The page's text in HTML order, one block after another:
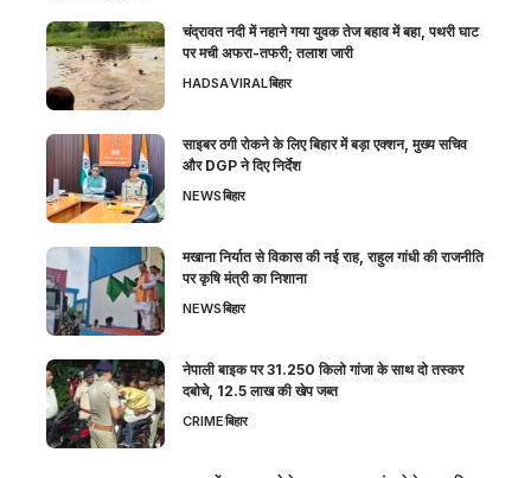
चंद्रावत नदी में नहाने गया युवक तेज बहाव में बहा, पथरी घाट
पर मची अफरा-तफरी; तलाश जारी
HADSAVIRALबिहार
साइबर ठगी रोकने के लिए बिहार में बड़ा एक्शन, मुख्य सचिव
और DGP ने दिए निर्देश
NEWSबिहार
मखाना निर्यात से विकास की नई राह, राहुल गांधी की राजनीति
पर कृषि मंत्री का निशाना
NEWSबिहार
नेपाली बाइक पर 31.250 किलो गांजा के साथ दो तस्कर
दबोचे, 12.5 लाख की खेप जब्त
CRIMEबिहार